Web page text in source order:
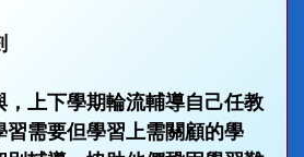
，上下學期輪流輔導自己任教
習需要但學習上需關顧的學